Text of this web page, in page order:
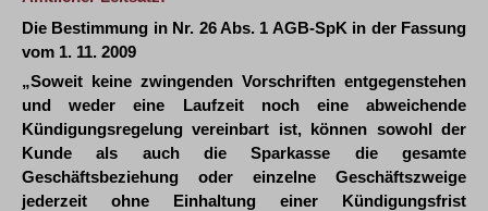
Die Bestimmung in Nr. 26 Abs. 1 AGB-SpK in der Fassung
vom 1. 11. 2009
„Soweit keine zwingenden Vorschriften entgegenstehen
und weder eine Laufzeit noch eine abweichende
Kündigungsregelung vereinbart ist, können sowohl der
Kunde als auch die Sparkasse die gesamte
Geschäftsbeziehung oder einzelne Geschäftszweige
jederzeit ohne Einhaltung einer Kündigungsfrist